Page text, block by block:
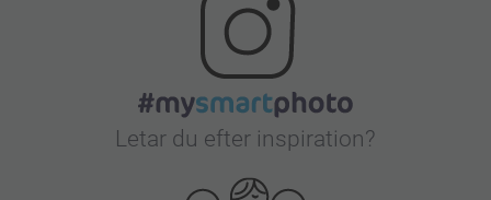
Letar du efter inspiration?